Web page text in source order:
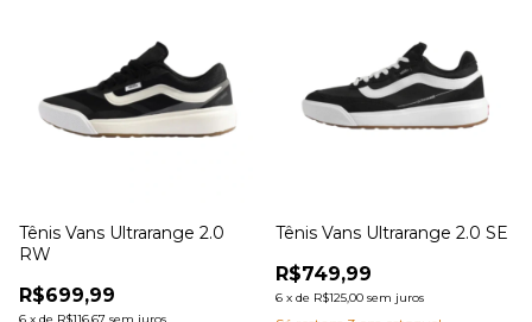
Tênis Vans Ultrarange 2.0
RW
R$699,99
6 x de R$116,67 sem juros
Tênis Vans Ultrarange 2.0 SE
R$749,99
6 x de R$125,00 sem juros